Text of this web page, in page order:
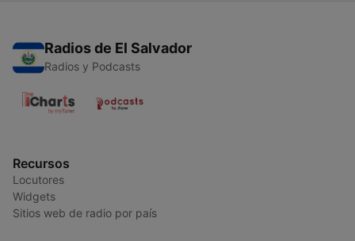
Radios de El Salvador
Radios y Podcasts
Recursos
Locutores
Widgets
Sitios web de radio por país